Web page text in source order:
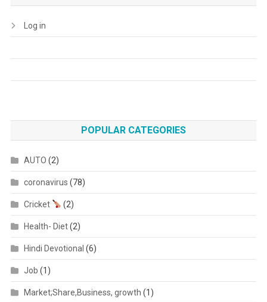
Log in
POPULAR CATEGORIES
AUTO (2)
coronavirus (78)
Cricket (2)
Health- Diet(2)
Hindi Devotional (6)
Job (1)
Market;Share,Business, growth (1)